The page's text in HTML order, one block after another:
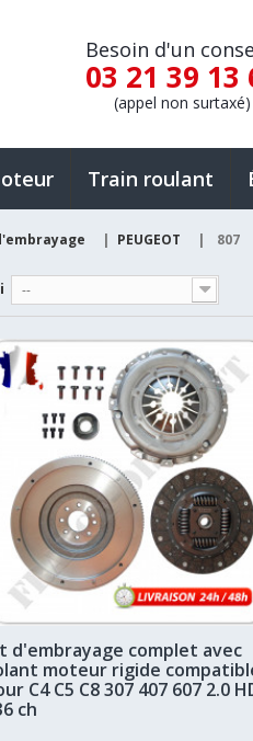
Besoin d'un
03 21 39 13
(appel non surtaxé)
Train roulant
| PEUGEOT | 807
--
d'embrayage complet avec
moteur rigide
C4 C5 C8 307 407 607 2.0
ch